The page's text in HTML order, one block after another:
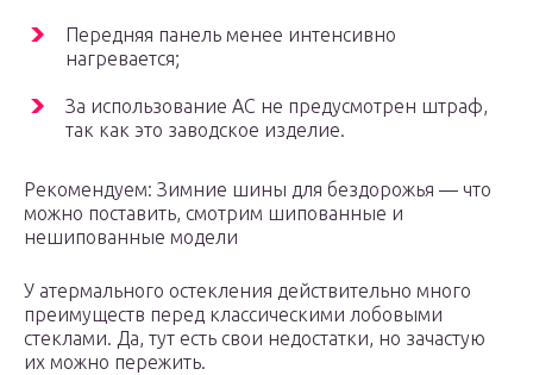
Передняя панель менее интенсивно
нагревается;
За использование АС не предусмотрен штраф,
так как это заводское изделие.
Рекомендуем: Зимние шины для бездорожья — что
можно поставить, смотрим шипованные и
нешипованные модели
У атермального остекления действительно много
преимуществ перед классическими лобовыми
стеклами. Да, тут есть свои недостатки, но зачастую
их можно пережить.